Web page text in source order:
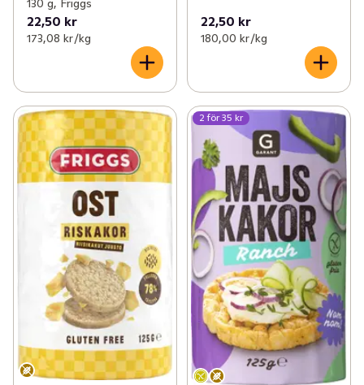
130 g, Friggs
22,50 kr
173,08 kr /kg
22,50 kr
180,00 kr /kg
2 för 35 kr